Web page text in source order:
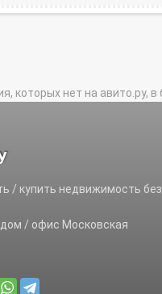
которых нет на авито.ру,
/ купить недвижимость без
/ офис Московская